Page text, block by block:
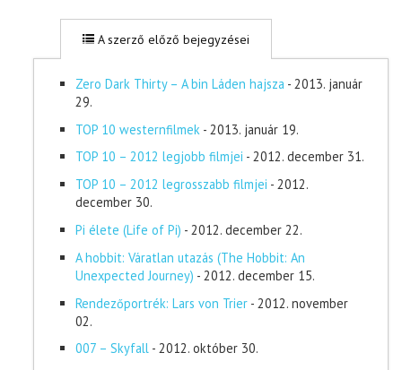
A szerző előző bejegyzései
Zero Dark Thirty – A bin Láden hajsza - 2013. január
29.
TOP 10 westernfilmek - 2013. január 19.
TOP 10 – 2012 legjobb filmjei - 2012. december 31.
TOP 10 – 2012 legrosszabb filmjei - 2012.
december 30.
Pi élete (Life of Pi) - 2012. december 22.
A hobbit: Váratlan utazás (The Hobbit: An
Unexpected Journey) - 2012. december 15.
Rendezőportrék: Lars von Trier - 2012. november
02.
007 – Skyfall - 2012. október 30.